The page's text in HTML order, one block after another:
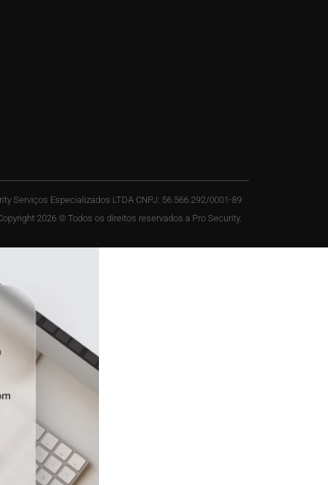
Serviços Especializados LTDA CNPJ: 56.566.292/0001-89
2026 © Todos os direitos reservados a Pro Security.